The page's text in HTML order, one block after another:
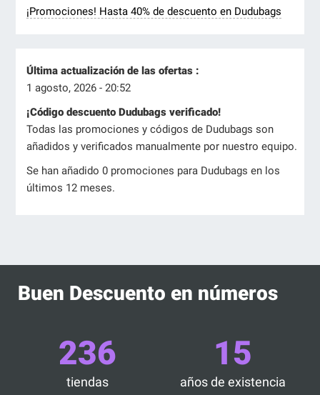
¡Promociones! Hasta 40% de descuento en Dudubags
Última actualización de las ofertas :
1 agosto, 2026 - 20:52
¡Código descuento Dudubags verificado!
Todas las promociones y códigos de Dudubags son
añadidos y verificados manualmente por nuestro equipo.
Se han añadido 0 promociones para Dudubags en los
últimos 12 meses.
Buen Descuento en números
236
tiendas
15
años de existencia